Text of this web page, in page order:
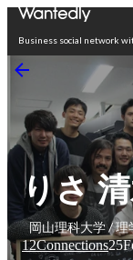
Business social network
りさ
岡山理科大学 / 理
12Connections25